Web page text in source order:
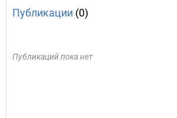
Публикации (0)
Публикаций пока нет